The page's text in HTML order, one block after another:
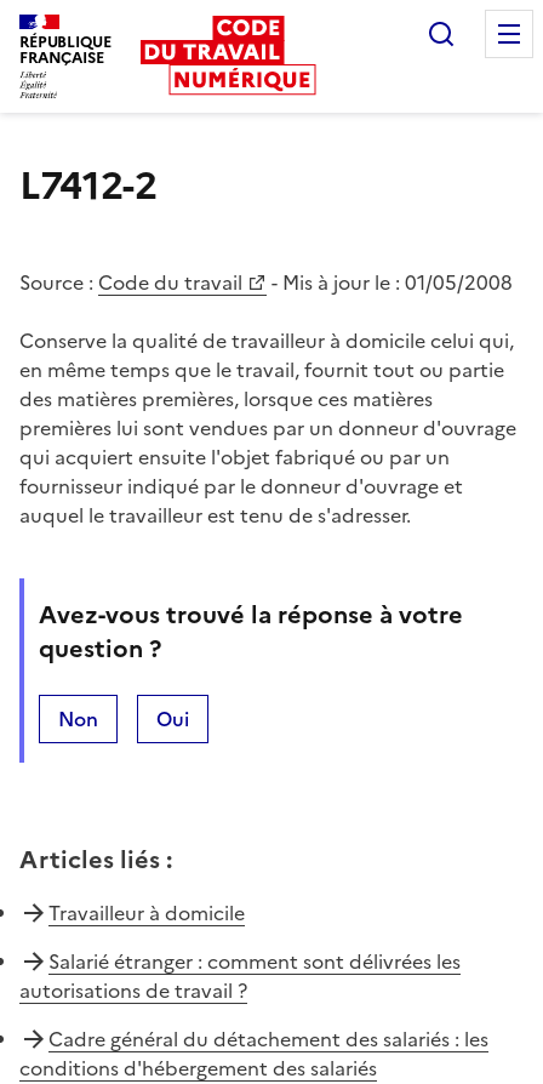
RÉPUBLIQUE
FRANÇAISE
L7412-2
Source : Code du travail - Mis à jour le : 01/05/2008
Conserve la qualité de travailleur à domicile celui qui,
en même temps que le travail, fournit tout ou partie
des matières premières, lorsque ces matières
premières lui sont vendues par un donneur d'ouvrage
qui acquiert ensuite l'objet fabriqué ou par un
fournisseur indiqué par le donneur d'ouvrage et
auquel le travailleur est tenu de s'adresser.
Avez-vous trouvé la réponse à votre
question ?
Non Oui
Articles liés :
Travailleur à domicile
Salarié étranger : comment sont délivrées les
autorisations de travail ?
Cadre général du détachement des salariés : les
conditions d'hébergement des salariés